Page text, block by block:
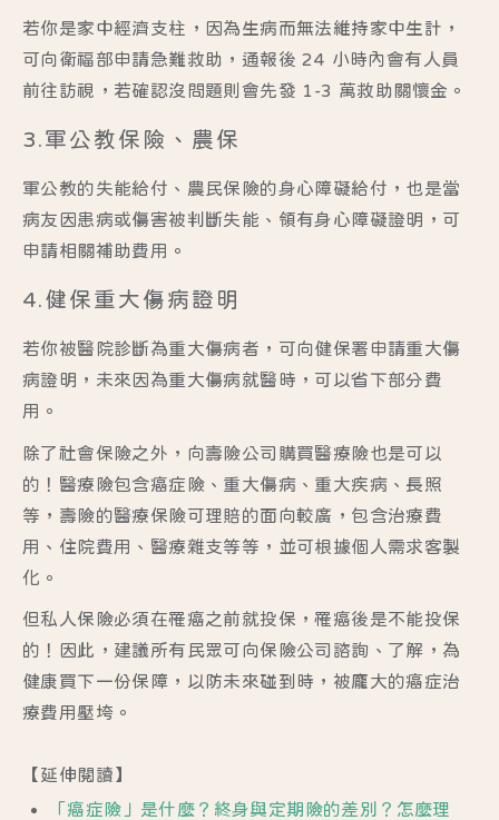
若你是家中經濟支柱，因為生病而無法維持家中生計，
可向衛福部申請急難救助，通報後 24 小時內會有人員
前往訪視，若確認沒問題則會先發 1-3 萬救助關懷金。
3.軍公教保險、農保
軍公教的失能給付、農民保險的身心障礙給付，也是當
病友因患病或傷害被判斷失能、領有身心障礙證明，可
申請相關補助費用。
4.健保重大傷病證明
若你被醫院診斷為重大傷病者，可向健保署申請重大傷
病證明，未來因為重大傷病就醫時，可以省下部分費
用。
除了社會保險之外， 向壽險公司購買醫療險也是可以
的 ！醫療險包含癌症險、重大傷病、重大疾病、長照
等，壽險的醫療保險可理賠的面向較廣，包含治療費
用、住院費用、醫療雜支等等，並可根據個人需求客製
化。
但私人保險必須在罹癌之前就投保，罹癌後是不能投保
的！因此，建議所有民眾可向保險公司諮詢、了解，為
健康買下一份保障，以防未來碰到時，被龐大的癌症治
療費用壓垮。
【延伸閱讀】
「癌症險」是什麼？終身與定期險的差別？怎麼理